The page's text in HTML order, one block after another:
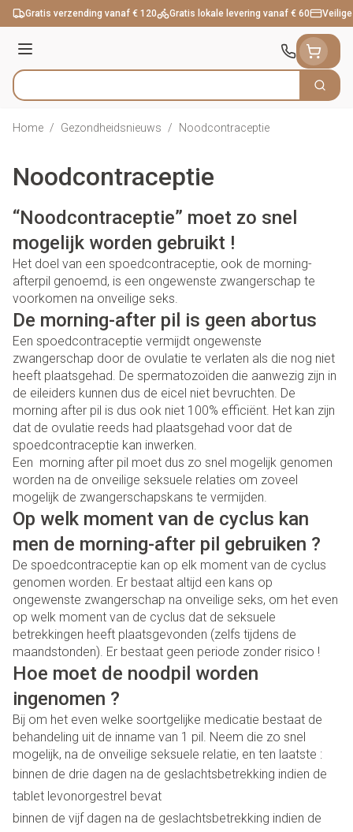
Ga naar de inhoud
Gratis verzending vanaf € 120 Gratis lokale levering vanaf € 60
Menu
Product, merk, categorie... Zoek
Home / Gezondheidsnieuws / Noodcontraceptie
Noodcontraceptie
“Noodcontraceptie” moet zo snel
mogelijk worden gebruikt !
Het doel van een spoedcontraceptie, ook de morning-
afterpil genoemd, is een ongewenste zwangerschap te
voorkomen na onveilige seks.
De morning-after pil is geen abortus
Een spoedcontraceptie vermijdt ongewenste
zwangerschap door de ovulatie te verlaten als die nog niet
heeft plaatsgehad. De spermatozoïden die aanwezig zijn in
de eileiders kunnen dus de eicel niet bevruchten. De
morning after pil is dus ook niet 100% efficiënt. Het kan zijn
dat de ovulatie reeds had plaatsgehad voor dat de
spoedcontraceptie kan inwerken.
Een morning after pil moet dus zo snel mogelijk genomen
worden na de onveilige seksuele relaties om zoveel
mogelijk de zwangerschapskans te vermijden.
Op welk moment van de cyclus kan
men de morning-after pil gebruiken ?
De spoedcontraceptie kan op elk moment van de cyclus
genomen worden. Er bestaat altijd een kans op
ongewenste zwangerschap na onveilige seks, om het even
op welk moment van de cyclus dat de seksuele
betrekkingen heeft plaatsgevonden (zelfs tijdens de
maandstonden). Er bestaat geen periode zonder risico !
Hoe moet de noodpil worden
ingenomen ?
Bij om het even welke soortgelijke medicatie bestaat de
behandeling uit de inname van 1 pil. Neem die zo snel
mogelijk, na de onveilige seksuele relatie, en ten laatste :
binnen de drie dagen na de geslachtsbetrekking indien de
tablet levonorgestrel bevat
binnen de vijf dagen na de geslachtsbetrekking indien de